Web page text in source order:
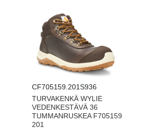
CF705159.201S936
TURVAKENKÄ WYLIE
VEDENKESTÄVÄ 36
TUMMANRUSKEA F705159
201